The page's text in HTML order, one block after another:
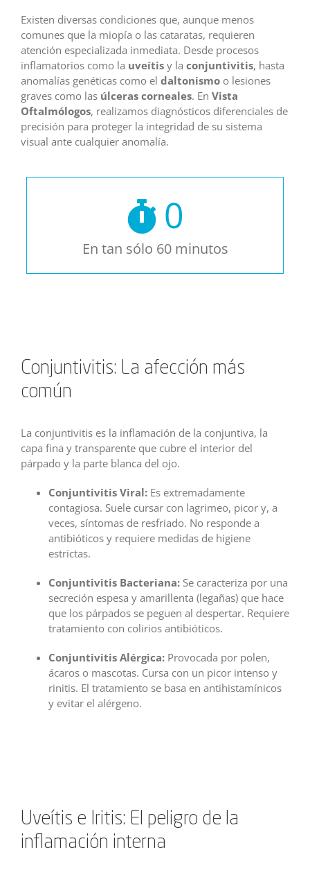
Existen diversas condiciones que, aunque menos
comunes que la miopía o las cataratas, requieren
atención especializada inmediata. Desde procesos
inflamatorios como la uveítis y la conjuntivitis, hasta
anomalías genéticas como el daltonismo o lesiones
graves como las úlceras corneales. En Vista
Oftalmólogos, realizamos diagnósticos diferenciales de
precisión para proteger la integridad de su sistema
visual ante cualquier anomalía.
0
En tan sólo 60 minutos
Conjuntivitis: La afección más
común
La conjuntivitis es la inflamación de la conjuntiva, la
capa fina y transparente que cubre el interior del
párpado y la parte blanca del ojo.
Conjuntivitis Viral:Es extremadamente
contagiosa. Suele cursar con lagrimeo, picor y, a
veces, síntomas de resfriado. No responde a
antibióticos y requiere medidas de higiene
estrictas.
Conjuntivitis Bacteriana:Se caracteriza por una
secreción espesa y amarillenta (legañas) que hace
que los párpados se peguen al despertar. Requiere
tratamiento con colirios antibióticos.
Conjuntivitis Alérgica:Provocada por polen,
ácaros o mascotas. Cursa con un picor intenso y
rinitis. El tratamiento se basa en antihistamínicos
y evitar el alérgeno.
Uveítis e Iritis: El peligro de la
inflamación interna